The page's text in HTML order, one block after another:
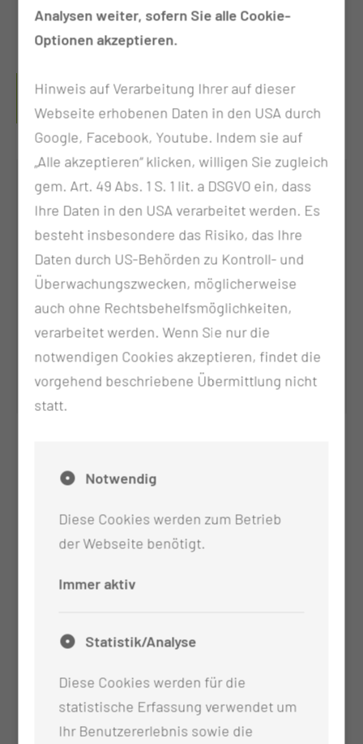
LEITER ARBEITSGRUPPE
SCHÄDELBASISCHIRURGIE
Dr. med. Petros Evangelou
Oberarzt Neurochirurgie
Analysen weiter, sofern Sie alle Cookie-
Optionen akzeptieren.
Hinweis auf Verarbeitung Ihrer auf dieser
Webseite erhobenen Daten in den USA durch
Google, Facebook, Youtube. Indem sie auf
„Alle akzeptieren“ klicken, willigen Sie zugleich
gem. Art. 49 Abs. 1 S. 1 lit. a DSGVO ein, dass
Ihre Daten in den USA verarbeitet werden. Es
besteht insbesondere das Risiko, das Ihre
Daten durch US-Behörden zu Kontroll- und
Überwachungszwecken, möglicherweise
auch ohne Rechtsbehelfsmöglichkeiten,
verarbeitet werden. Wenn Sie nur die
notwendigen Cookies akzeptieren, findet die
vorgehend beschriebene Übermittlung nicht
statt.
Notwendig
Diese Cookies werden zum Betrieb
der Webseite benötigt.
Immer aktiv
Statistik/Analyse
Diese Cookies werden für die
statistische Erfassung verwendet um
Ihr Benutzererlebnis sowie die